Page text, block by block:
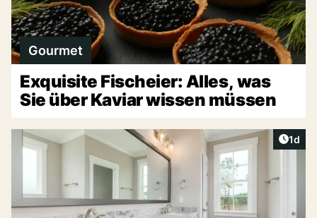
Gourmet
Exquisite Fischeier: Alles, was
Sie über Kaviar wissen müssen
1d